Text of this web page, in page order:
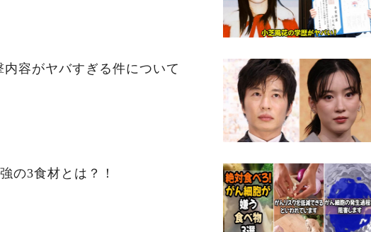
容がヤバすぎる件について
の3食材とは？！